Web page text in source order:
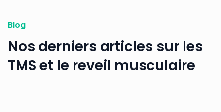
Blog
Nos derniers articles sur les
TMS et le reveil musculaire